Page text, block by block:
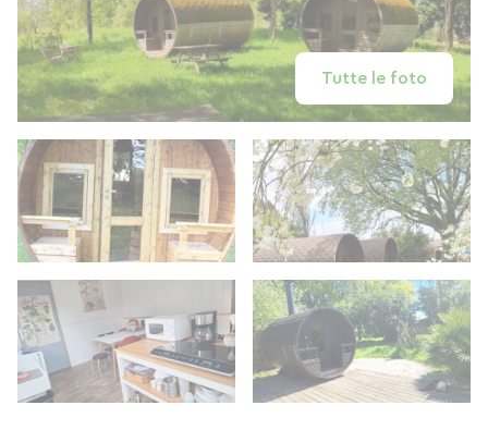
Tutte le foto